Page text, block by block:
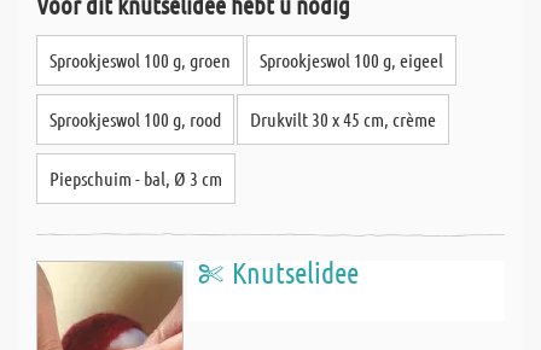
Sprookjeswol 100 g, groen Sprookjeswol 100 g, eigeel
Sprookjeswol 100 g, rood Drukvilt 30 x 45 cm, crème
Piepschuim - bal, Ø 3 cm
Knutselidee